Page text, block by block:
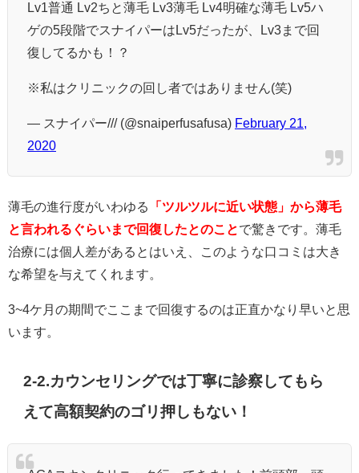
Lv1普通 Lv2ちと薄毛 Lv3薄毛 Lv4明確な薄毛 Lv5ハ
ゲの5段階でスナイパーはLv5だったが、Lv3まで回
復してるかも！？
※私はクリニックの回し者ではありません(笑)
— スナイパー/// (@snaiperfusafusa) February 21,
2020
薄毛の進行度がいわゆる
「ツルツルに近い状態」から薄毛
と言われるぐらいまで回復したとのことで驚きです。薄毛
治療には個人差があるとはいえ、このような口コミは大き
な希望を与えてくれます。
3~4ケ月の期間でここまで回復するのは正直かなり早いと思
います。
2-2.カウンセリングでは丁寧に診察してもら
えて高額契約のゴリ押しもない！